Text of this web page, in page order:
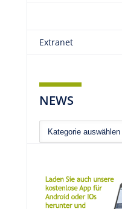
Extranet
NEWS
News